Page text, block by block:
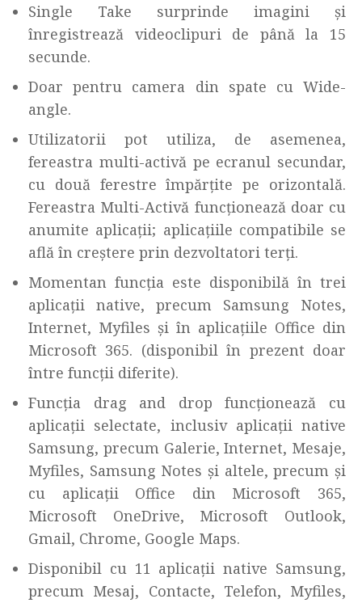
Single Take surprinde imagini și
înregistrează videoclipuri de până la 15
secunde.
Doar pentru camera din spate cu Wide-
angle.
Utilizatorii pot utiliza, de asemenea,
fereastra multi-activă pe ecranul secundar,
cu două ferestre împărțite pe orizontală.
Fereastra Multi-Activă funcționează doar cu
anumite aplicații; aplicațiile compatibile se
află în creștere prin dezvoltatori terți.
Momentan funcția este disponibilă în trei
aplicații native, precum Samsung Notes,
Internet, Myfiles și în aplicațiile Office din
Microsoft 365. (disponibil în prezent doar
între funcții diferite).
Funcția drag and drop funcționează cu
aplicații selectate, inclusiv aplicații native
Samsung, precum Galerie, Internet, Mesaje,
Myfiles, Samsung Notes și altele, precum și
cu aplicații Office din Microsoft 365,
Microsoft OneDrive, Microsoft Outlook,
Gmail, Chrome, Google Maps.
Disponibil cu 11 aplicații native Samsung,
precum Mesaj, Contacte, Telefon, Myfiles,